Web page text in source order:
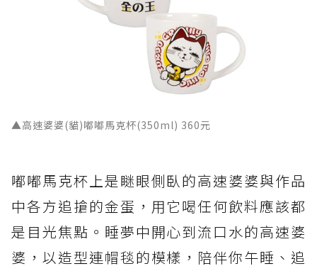
▲高速婆婆(貓)嘟嘟馬克杯(350ml) 360元
嘟嘟馬克杯上是瞇眼側臥的高速婆婆與作品
中各方追搶的金蛋，用它喝任何飲料應該都
是目光焦點。睡夢中開心到流口水的高速婆
婆，以造型連帽毯的模樣，陪伴你午睡、追